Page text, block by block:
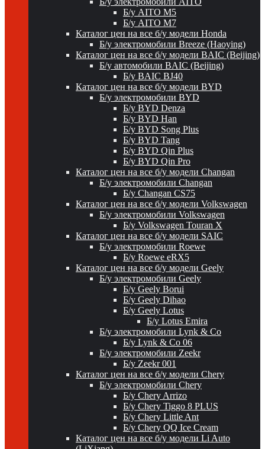
Б/у AITO M5
Б/у AITO M7
Каталог цен на все б/у модели Honda
Б/у электромобили Breeze (Haoying)
Каталог цен на все б/у модели BAIC (Beijing)
Б/у автомобили BAIC (Beijing)
Б/у BAIC BJ40
Каталог цен на все б/у модели BYD
Б/у электромобили BYD
Б/у BYD Denza
Б/у BYD Han
Б/у BYD Song Plus
Б/у BYD Tang
Б/у BYD Qin Plus
Б/у BYD Qin Pro
Каталог цен на все б/у модели Changan
Б/у электромобили Changan
Б/у Changan CS75
Каталог цен на все б/у модели Volkswagen
Б/у электромобили Volkswagen
Б/у Volkswagen Touran X
Каталог цен на все б/у модели SAIC
Б/у электромобили Roewe
Б/у Roewe eRX5
Каталог цен на все б/у модели Geely
Б/у электромобили Geely
Б/у Geely Borui
Б/у Geely Dihao
Б/у Geely Lotus
Б/у Lotus Emira
Б/у электромобили Lynk & Co
Б/у Lynk & Co 06
Б/у электромобили Zeekr
Б/у Zeekr 001
Каталог цен на все б/у модели Chery
Б/у электромобили Chery
Б/у Chery Arrizo
Б/у Chery Tiggo 8 PLUS
Б/у Chery Little Ant
Б/у Chery QQ Ice Cream
Каталог цен на все б/у модели Li Auto